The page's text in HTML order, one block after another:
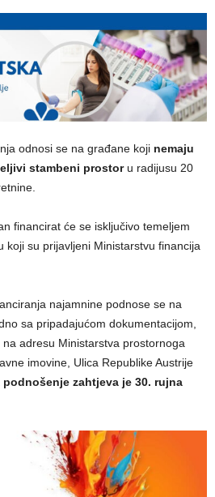
odnosi se na građane koji nemaju
stambeni prostoru radijusu 20
financirat će se isključivo temeljem
koji su prijavljeni Ministarstvu financija
najamnine podnose se na
sa pripadajućom dokumentacijom,
adresu Ministarstva prostornoga
imovine, Ulica Republike Austrije
podnošenje zahtjeva je 30. rujna